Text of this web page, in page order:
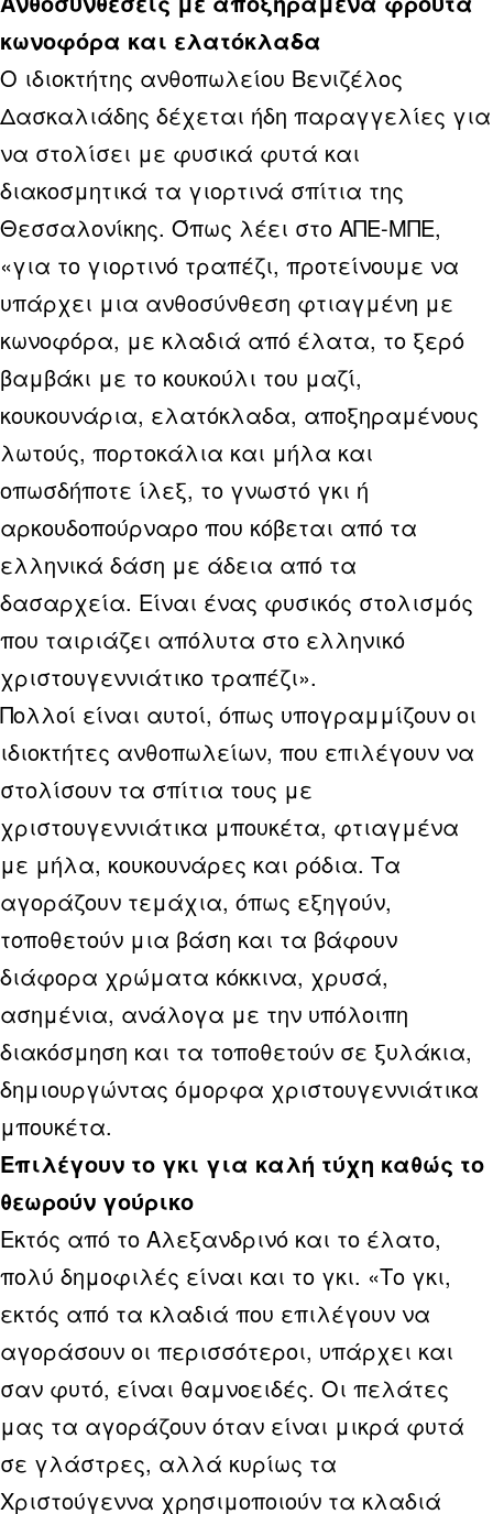
κωνοφόρα και ελατόκλαδα
Ο ιδιοκτήτης ανθοπωλείου Βενιζέλος
Δασκαλιάδης δέχεται ήδη παραγγελίες για
να στολίσει με φυσικά φυτά και
διακοσμητικά τα γιορτινά σπίτια της
Θεσσαλονίκης. Όπως λέει στο ΑΠΕ-ΜΠΕ,
«για το γιορτινό τραπέζι, προτείνουμε να
υπάρχει μια ανθοσύνθεση φτιαγμένη με
κωνοφόρα, με κλαδιά από έλατα, το ξερό
βαμβάκι με το κουκούλι του μαζί,
κουκουνάρια, ελατόκλαδα, αποξηραμένους
λωτούς, πορτοκάλια και μήλα και
οπωσδήποτε ίλεξ, το γνωστό γκι ή
αρκουδοπούρναρο που κόβεται από τα
ελληνικά δάση με άδεια από τα
δασαρχεία. Είναι ένας φυσικός στολισμός
που ταιριάζει απόλυτα στο ελληνικό
χριστουγεννιάτικο τραπέζι».
Πολλοί είναι αυτοί, όπως υπογραμμίζουν οι
ιδιοκτήτες ανθοπωλείων, που επιλέγουν να
στολίσουν τα σπίτια τους με
χριστουγεννιάτικα μπουκέτα, φτιαγμένα
με μήλα, κουκουνάρες και ρόδια. Τα
αγοράζουν τεμάχια, όπως εξηγούν,
τοποθετούν μια βάση και τα βάφουν
διάφορα χρώματα κόκκινα, χρυσά,
ασημένια, ανάλογα με την υπόλοιπη
διακόσμηση και τα τοποθετούν σε ξυλάκια,
δημιουργώντας όμορφα χριστουγεννιάτικα
μπουκέτα.
Επιλέγουν το γκι για καλή τύχη καθώς το
θεωρούν γούρικο
Εκτός από το Αλεξανδρινό και το έλατο,
πολύ δημοφιλές είναι και το γκι. «Το γκι,
εκτός από τα κλαδιά που επιλέγουν να
αγοράσουν οι περισσότεροι, υπάρχει και
σαν φυτό, είναι θαμνοειδές. Οι πελάτες
μας τα αγοράζουν όταν είναι μικρά φυτά
σε γλάστρες, αλλά κυρίως τα
Χριστούγεννα χρησιμοποιούν τα κλαδιά